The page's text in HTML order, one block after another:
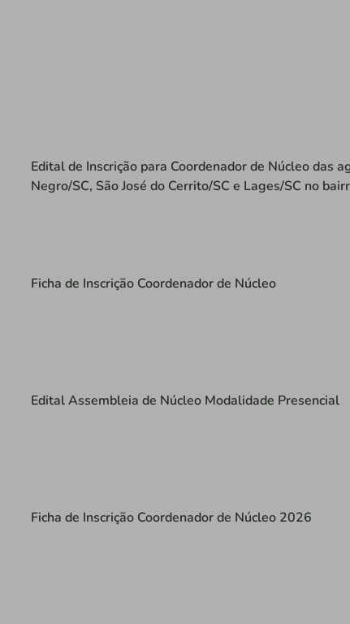
Edital de Inscrição para Coordenador de Núcleo das
Negro/SC, São José do Cerrito/SC e Lages/SC no
Ficha de Inscrição Coordenador de Núcleo
Edital Assembleia de Núcleo Modalidade Presencial
Ficha de Inscrição Coordenador de Núcleo 2026